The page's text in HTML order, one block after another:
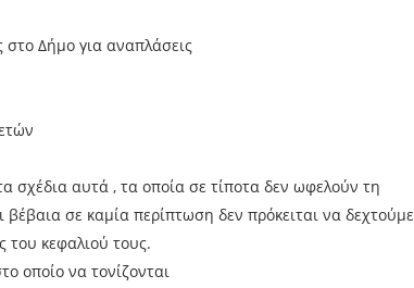
Δήμο για αναπλάσεις
σχέδια αυτά , τα οποία σε τίποτα δεν ωφελούν τη
σε καμία περίπτωση δεν πρόκειται να δεχτούμε
του κεφαλιού τους.
οποίο να τονίζονται